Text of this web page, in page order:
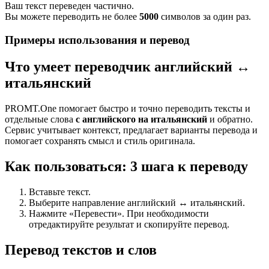
Ваш текст переведен частично.
Вы можете переводить не более 5000 символов за один раз.
Примеры использования и перевод
Что умеет переводчик английский ↔
итальянский
PROMT.One помогает быстро и точно переводить тексты и
отдельные слова с английского на итальянский и обратно.
Сервис учитывает контекст, предлагает варианты перевода и
помогает сохранять смысл и стиль оригинала.
Как пользоваться: 3 шага к переводу
Вставьте текст.
Выберите направление английский ↔ итальянский.
Нажмите «Перевести». При необходимости
отредактируйте результат и скопируйте перевод.
Перевод текстов и слов